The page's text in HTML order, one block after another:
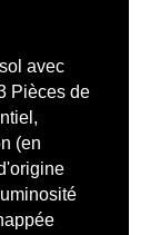
avec
Pièces de
(en